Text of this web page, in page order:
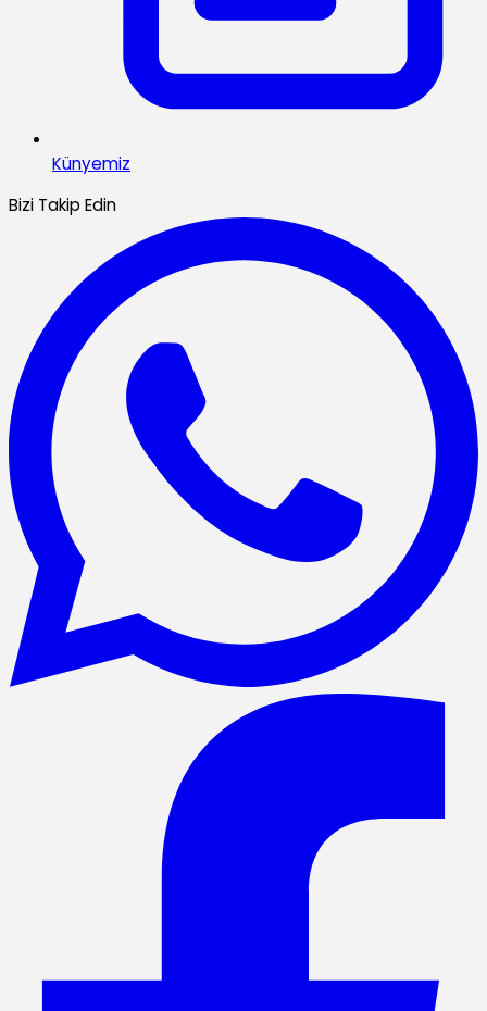
Künyemiz
Bizi Takip Edin